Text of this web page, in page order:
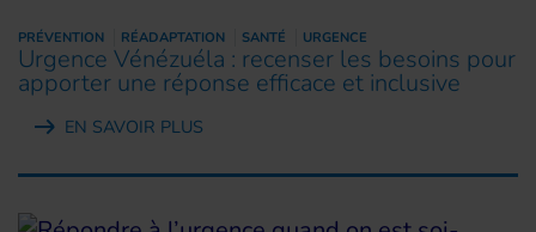
PRÉVENTION RÉADAPTATION SANTÉ URGENCE
Urgence Vénézuéla : recenser les besoins pour
apporter une réponse efficace et inclusive
EN SAVOIR PLUS